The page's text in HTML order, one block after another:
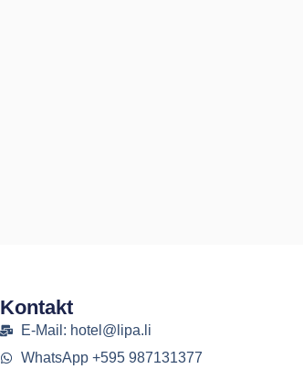
Kontakt
E-Mail: hotel@lipa.li
WhatsApp +595 987131377